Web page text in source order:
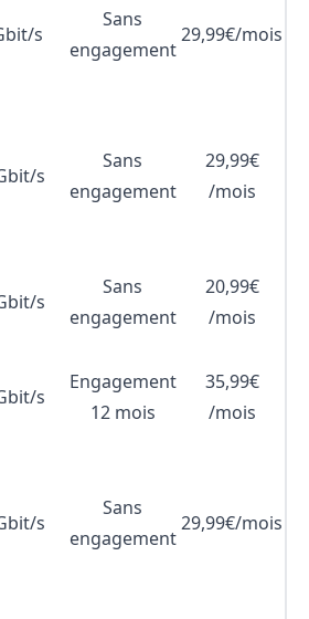
s
Sans
engagement
29,99€/mois
s
Sans
engagement
29,99€
/mois
s
Sans
engagement
20,99€
/mois
s
Engagement
12 mois
35,99€
/mois
s
Sans
engagement
29,99€/mois